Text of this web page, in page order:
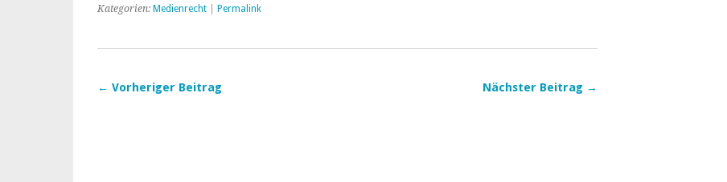
Kategorien: Medienrecht Permalink
← Vorheriger Beitrag Nächster Beitrag →